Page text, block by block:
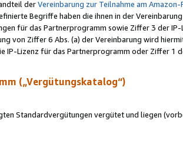
derVereinbarung zur Teilnahme am
Begriffe haben die ihnen in der
für das Partnerprogramm sowie Ziffer 3 der
von Ziffer 6 Abs. (a) der Vereinbarung wird
IP-Lizenz für das Partnerprogramm oder Ziffer 1
(„Vergütungskatalog“)
Standardvergütungen vergütet und liegen